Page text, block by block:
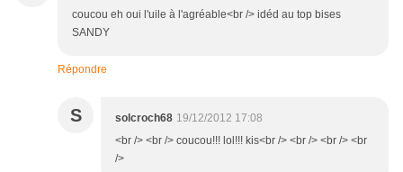
coucou eh oui l'uile à l'agréable<br /> idéd au top bises
SANDY
Répondre
S solcroch68 19/12/2012 17:08
<br /> <br /> coucou!!! lol!!! kis<br /> <br /> <br /> <br
/>